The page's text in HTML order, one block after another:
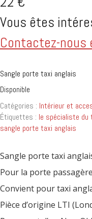
Vous êtes
Contactez-nous
Sangle porte taxi anglais
Disponible
Catégories : Intérieur et
Étiquettes : le spécialiste du
sangle porte taxi anglais
Sangle porte taxi
Pour la porte passagère
Convient pour taxi
Pièce d’origine LTI